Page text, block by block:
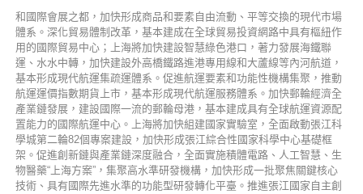
和國際會展之都，加快形成商品和要素自由流動、平等交換的現代市場
體系。深化貿易體制改革，基本建成在全球貿易投資網路中具有樞紐作
用的國際貿易中心；上海將加快建設智慧綠色港口，著力發展海鐵聯
運、水水中轉，加快建設外高橋鐵路進港專用線和大蘆線等內河航道，
基本形成現代航運集疏運體系。促進航運要素和功能性機構集聚，推動
航運運價指數期貨上市，基本形成現代航運服務體系。加快郵輪經濟全
產業鏈發展，建設國際一流的郵輪母港，基本建成具有全球航運資源配
置能力的國際航運中心。上海將加快組建國家實驗室，全面啟動張江科
學城第二輪82個專案建設，加快形成張江綜合性國家科學中心基礎框
架。促進創新鏈與產業鏈深度融合，全面實施積體電路、人工智慧、生
物醫藥“上海方案”，集聚高水準研發機構，加快形成一批聚焦關鍵核心
技術、具有國際先進水準的功能型研發轉化平臺。推進張江國家自主創